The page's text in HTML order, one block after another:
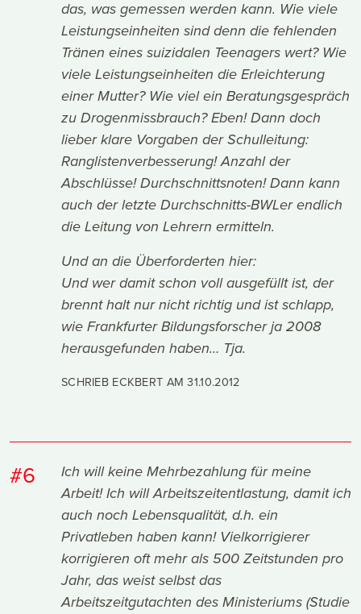
das, was gemessen werden kann. Wie viele
Leistungseinheiten sind denn die fehlenden
Tränen eines suizidalen Teenagers wert? Wie
viele Leistungseinheiten die Erleichterung
einer Mutter? Wie viel ein Beratungsgespräch
zu Drogenmissbrauch? Eben! Dann doch
lieber klare Vorgaben der Schulleitung:
Ranglistenverbesserung! Anzahl der
Abschlüsse! Durchschnittsnoten! Dann kann
auch der letzte Durchschnitts-BWLer endlich
die Leitung von Lehrern ermitteln.
Und an die Überforderten hier:
Und wer damit schon voll ausgefüllt ist, der
brennt halt nur nicht richtig und ist schlapp,
wie Frankfurter Bildungsforscher ja 2008
herausgefunden haben… Tja.
SCHRIEB ECKBERT AM31.10.2012
#6
Ich will keine Mehrbezahlung für meine
Arbeit! Ich will Arbeitszeitentlastung, damit ich
auch noch Lebensqualität, d.h. ein
Privatleben haben kann! Vielkorrigierer
korrigieren oft mehr als 500 Zeitstunden pro
Jahr, das weist selbst das
Arbeitszeitgutachten des Ministeriums (Studie